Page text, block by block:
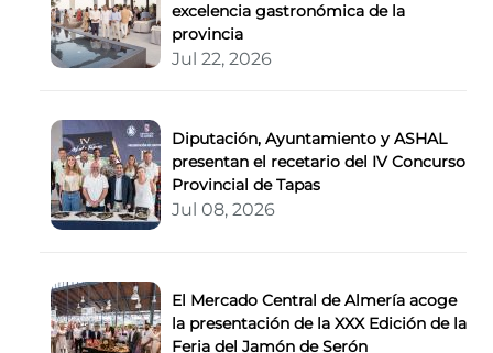
excelencia gastronómica de la
provincia
Jul 22, 2026
Diputación, Ayuntamiento y ASHAL
presentan el recetario del IV Concurso
Provincial de Tapas
Jul 08, 2026
El Mercado Central de Almería acoge
la presentación de la XXX Edición de la
Feria del Jamón de Serón